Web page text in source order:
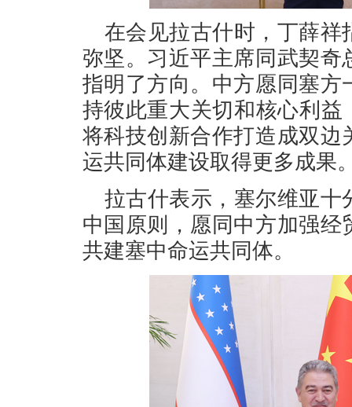
在会见拉古什时，丁薛
弥坚。习近平主席同武契
指明了方向。中方愿同塞
持彼此重大关切和核心利益
将科技创新合作打造成双
运共同体建设取得更多成果
拉古什表示，塞尔维亚
中国原则，愿同中方加强
共建塞中命运共同体。